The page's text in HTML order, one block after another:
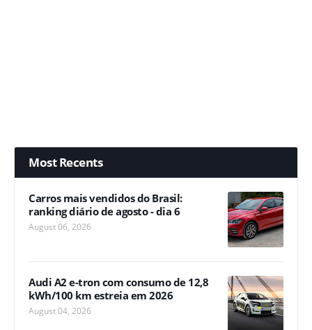
Most Recents
Carros mais vendidos do Brasil:
ranking diário de agosto - dia 6
August 06, 2026
Audi A2 e-tron com consumo de 12,8
kWh/100 km estreia em 2026
August 04, 2026